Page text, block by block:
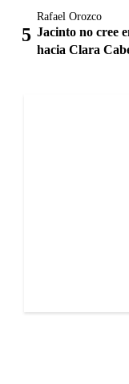
Rafael Orozco
Jacinto no cree
hacia Clara